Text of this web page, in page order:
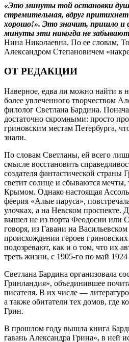
«Это минуты той остановки
стремительная, вдруг
хорошо!». Это значит, пришло и
минуты эти никогда не
Нина Николаевна. По ее словам,
Александром Степановичем
ОТ РЕДАКЦИИ
Наверное, едва ли можно найти в
более увлеченного творчеством
филолог Светлана Бардина.
достаточно скромными: просто
гриновским местам Петербурга,
знали.
По словам Светланы, ей всего
смысле восстановить
создателя фантастической страны
светит солнце и сбываются
Крымом. Однако настоящая
феерия «Алые паруса»,
улочках, а на ­Невском проспекте.
вышел не из порта Феодосии или
говоря, из Гавани на
происхождении героев
подозревают, как и о том, что их
треть жизни, с 1905‑го по май 1924
Светлана Бардина организовала
Гринландия», объединившее
писателя. В их числе —
а также обитатели тех домов, где
Грин.
В прошлом году вышла книга
гавань Александра Грина», в ней